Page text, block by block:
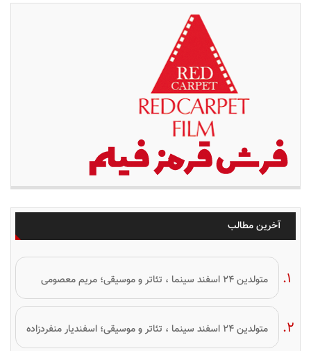
آخرین مطالب
متولدین ۲۴ اسفند سینما ، تئاتر و موسیقی؛ مریم معصومی
متولدین ۲۴ اسفند سینما ، تئاتر و موسیقی؛ اسفندیار منفردزاده